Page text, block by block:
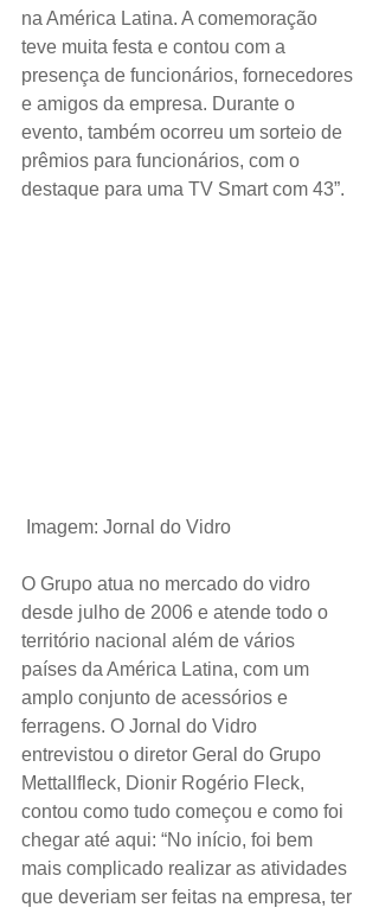
na América Latina. A comemoração
teve muita festa e contou com a
presença de funcionários, fornecedores
e amigos da empresa. Durante o
evento, também ocorreu um sorteio de
prêmios para funcionários, com o
destaque para uma TV Smart com 43”.
Imagem: Jornal do Vidro
O Grupo atua no mercado do vidro
desde julho de 2006 e atende todo o
território nacional além de vários
países da América Latina, com um
amplo conjunto de acessórios e
ferragens. O Jornal do Vidro
entrevistou o diretor Geral do Grupo
Mettallfleck, Dionir Rogério Fleck,
contou como tudo começou e como foi
chegar até aqui: “No início, foi bem
mais complicado realizar as atividades
que deveriam ser feitas na empresa, ter